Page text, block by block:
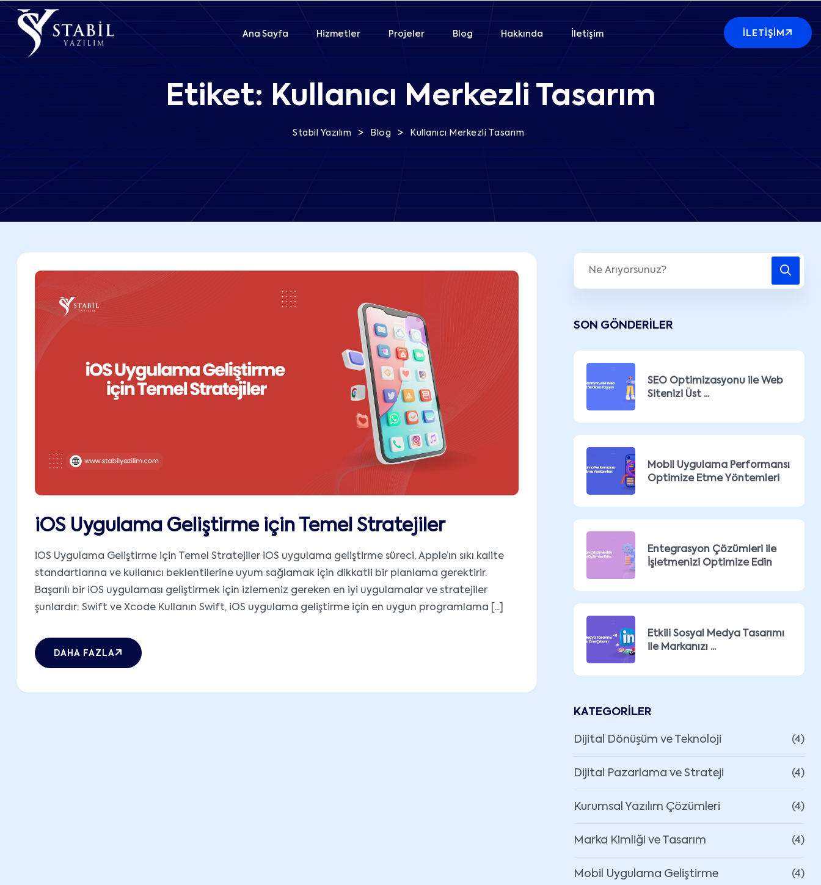
Ana Sayfa Hizmetler Projeler Blog Hakkında İletişim İLETIŞIM
Etiket: Kullanıcı Merkezli Tasarım
Stabil Yazılım > Blog > Kullanıcı Merkezli Tasarım
iOS Uygulama Geliştirme için Temel Stratejiler
iOS Uygulama Geliştirme için Temel Stratejiler iOS uygulama geliştirme süreci, Apple’ın sıkı kalite
standartlarına ve kullanıcı beklentilerine uyum sağlamak için dikkatli bir planlama gerektirir.
Başarılı bir iOS uygulaması geliştirmek için izlemeniz gereken en iyi uygulamalar ve stratejiler
şunlardır: Swift ve Xcode Kullanın Swift, iOS uygulama geliştirme için en uygun programlama [...]
DAHA FAZLA
SON GÖNDERILER
SEO Optimizasyonu ile Web
Sitenizi Üst ...
Mobil Uygulama Performansı
Optimize Etme Yöntemleri
Entegrasyon Çözümleri ile
İşletmenizi Optimize Edin
Etkili Sosyal Medya Tasarımı
ile Markanızı ...
KATEGORILER
Dijital Dönüşüm ve Teknoloji (4)
Dijital Pazarlama ve Strateji (4)
Kurumsal Yazılım Çözümleri (4)
Marka Kimliği ve Tasarım (4)
Mobil Uygulama Geliştirme (4)